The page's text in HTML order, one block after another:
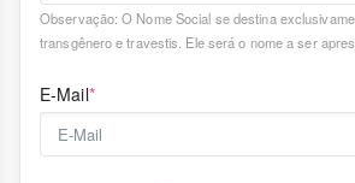
Observação: O Nome Social se destina
transgênero e travestis. Ele será o nome a ser
E-Mail*